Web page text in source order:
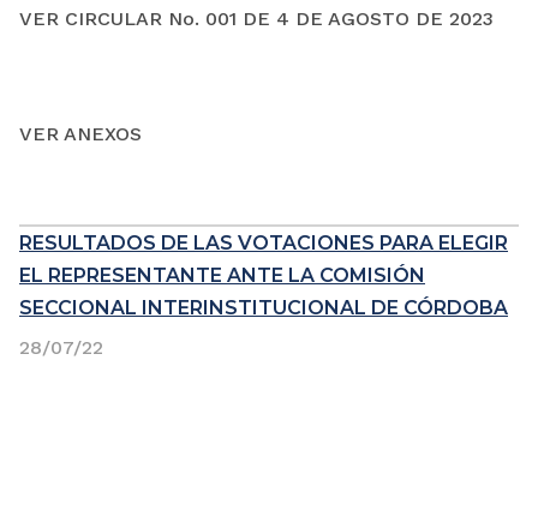
VER CIRCULAR No. 001 DE 4 DE AGOSTO DE 2023
VER ANEXOS
RESULTADOS DE LAS VOTACIONES PARA ELEGIR
EL REPRESENTANTE ANTE LA COMISIÓN
SECCIONAL INTERINSTITUCIONAL DE CÓRDOBA
28/07/22